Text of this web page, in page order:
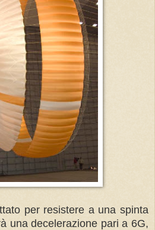
per resistere a una spinta
una decelerazione pari a 6G,